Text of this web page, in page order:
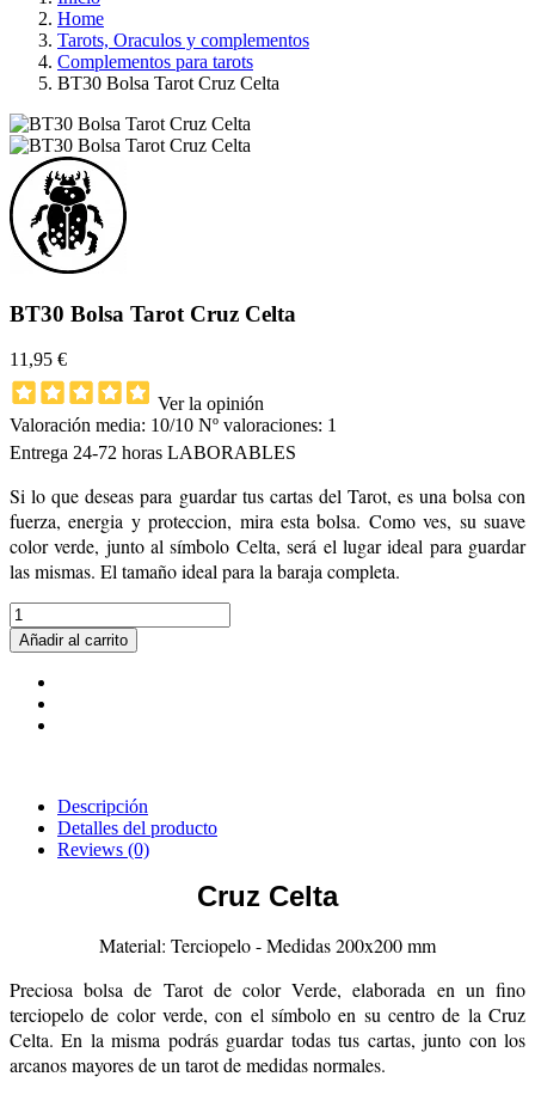
Home
Tarots, Oraculos y complementos
Complementos para tarots
BT30 Bolsa Tarot Cruz Celta
BT30 Bolsa Tarot Cruz Celta
11,95 €
Ver la opinión
Valoración media: 10/10 Nº valoraciones: 1
Entrega 24-72 horas LABORABLES
Si lo que deseas para guardar tus cartas del Tarot, es una bolsa con
fuerza, energia y proteccion, mira esta bolsa. Como ves, su suave
color verde, junto al símbolo Celta, será el lugar ideal para guardar
las mismas. El tamaño ideal para la baraja completa.
Añadir al carrito
Descripción
Detalles del producto
Reviews (0)
Cruz Celta
Material: Terciopelo - Medidas 200x200 mm
Preciosa bolsa de Tarot de color Verde, elaborada en un fino
terciopelo de color verde, con el símbolo en su centro de la Cruz
Celta. En la misma podrás guardar todas tus cartas, junto con los
arcanos mayores de un tarot de medidas normales.